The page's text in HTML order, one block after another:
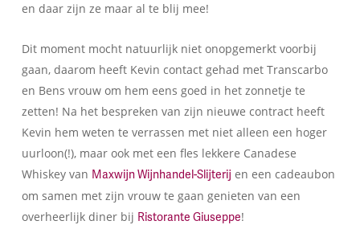
en daar zijn ze maar al te blij mee!
Dit moment mocht natuurlijk niet onopgemerkt voorbij
gaan, daarom heeft Kevin contact gehad met Transcarbo
en Bens vrouw om hem eens goed in het zonnetje te
zetten! Na het bespreken van zijn nieuwe contract heeft
Kevin hem weten te verrassen met niet alleen een hoger
uurloon(!), maar ook met een fles lekkere Canadese
Whiskey van Maxwijn Wijnhandel-Slijterij en een cadeaubon
om samen met zijn vrouw te gaan genieten van een
overheerlijk diner bij Ristorante Giuseppe!